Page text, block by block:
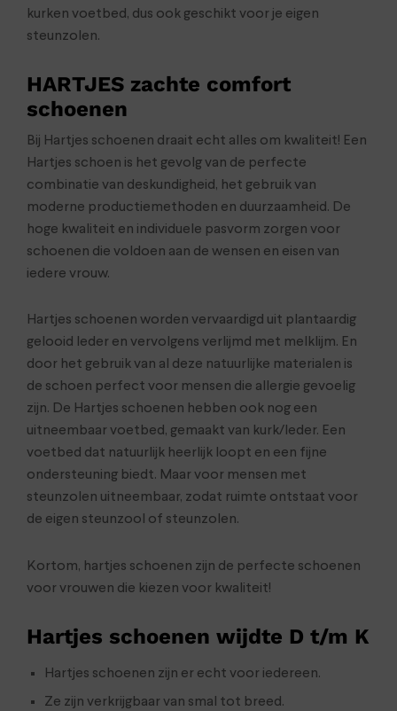
kurken voetbed, dus ook geschikt voor je eigen
steunzolen.
HARTJES zachte comfort
schoenen
Bij Hartjes schoenen draait echt alles om kwaliteit! Een
Hartjes schoen is het gevolg van de perfecte
combinatie van deskundigheid, het gebruik van
moderne productiemethoden en duurzaamheid. De
hoge kwaliteit en individuele pasvorm zorgen voor
schoenen die voldoen aan de wensen en eisen van
iedere vrouw.
Hartjes schoenen worden vervaardigd uit plantaardig
gelooid leder en vervolgens verlijmd met melklijm. En
door het gebruik van al deze natuurlijke materialen is
de schoen perfect voor mensen die allergie gevoelig
zijn. De Hartjes schoenen hebben ook nog een
uitneembaar voetbed, gemaakt van kurk/leder. Een
voetbed dat natuurlijk heerlijk loopt en een fijne
ondersteuning biedt. Maar voor mensen met
steunzolen uitneembaar, zodat ruimte ontstaat voor
de eigen steunzool of steunzolen.
Kortom, hartjes schoenen zijn de perfecte schoenen
voor vrouwen die kiezen voor kwaliteit!
Hartjes schoenen wijdte D t/m K
Hartjes schoenen zijn er echt voor iedereen.
Ze zijn verkrijgbaar van smal tot breed.